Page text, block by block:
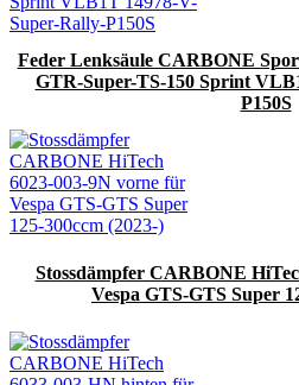
Feder Lenksäule CARBONE
GTR-Super-TS-150 Sprint
P150S
Stossdämpfer CARBONE
Vespa GTS-GTS Super